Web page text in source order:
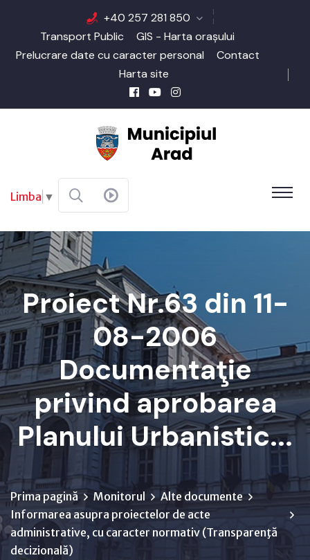
+40 257 281 850
Transport Public
GIS - Harta orașului
Prelucrare date cu caracter personal
Contact
Harta site
Limba ▼
Proiect Nr.63 din 11-
08-2006
Documentaţie
privind aprobarea
Planului Urbanistic...
Prima pagină Monitorul
Alte documente
Informarea asupra proiectelor de acte
administrative, cu caracter normativ (Transparenţă
decizională)